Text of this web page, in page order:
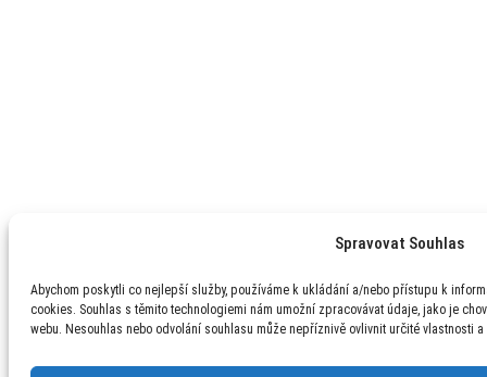
Spravovat Souhlas
Abychom poskytli co nejlepší služby, používáme k ukládání a/nebo přístupu k
cookies. Souhlas s těmito technologiemi nám umožní zpracovávat údaje, jako je
webu. Nesouhlas nebo odvolání souhlasu může nepříznivě ovlivnit určité vlastnosti